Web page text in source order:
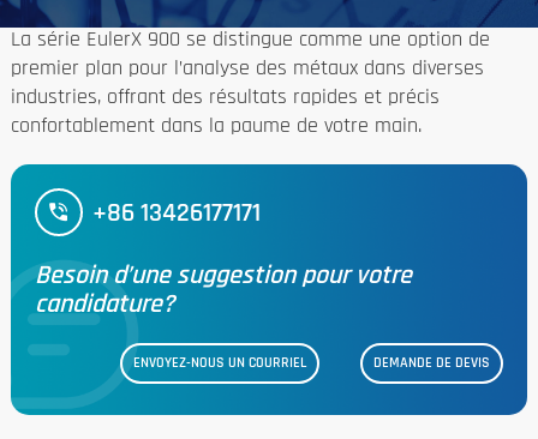
CONTACT CONTACT
La série EulerX 900 se distingue comme une option de
premier plan pour l’analyse des métaux dans diverses
industries, offrant des résultats rapides et précis
confortablement dans la paume de votre main.
+86 13426177171
Besoin d’une suggestion pour votre
candidature?
ENVOYEZ-NOUS UN COURRIEL DEMANDE DE DEVIS